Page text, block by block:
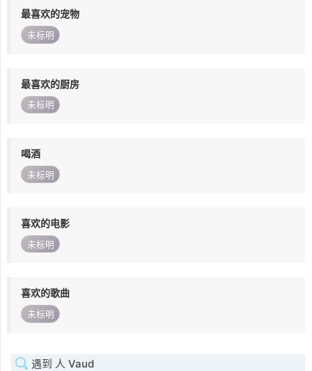
最喜欢的宠物
未标明
最喜欢的厨房
未标明
喝酒
未标明
喜欢的电影
未标明
喜欢的歌曲
未标明
遇到 人 Vaud